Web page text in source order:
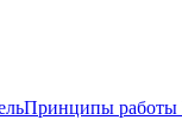
Принципы работы